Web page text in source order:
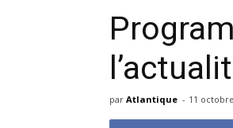
par Atlantique - 11